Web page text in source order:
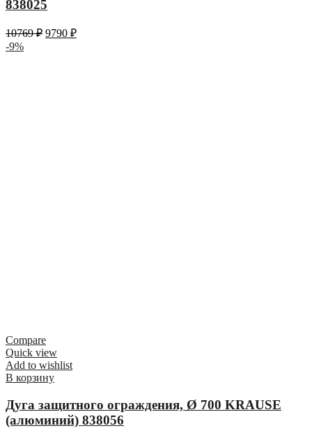
838025
10769₽ 9790 ₽
-9%
Compare
Quick view
Add to wishlist
В корзину
Дуга защитного ограждения, Ø 700 KRAUSE
(алюминий) 838056